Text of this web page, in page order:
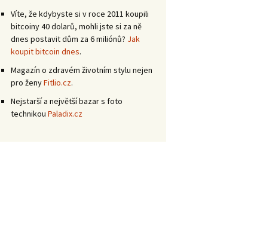
Víte, že kdybyste si v roce 2011 koupili
bitcoiny 40 dolarů, mohli jste si za ně
dnes postavit dům za 6 miliónů? Jak
koupit bitcoin dnes.
Magazín o zdravém životním stylu nejen
pro ženyFitlio.cz.
Nejstarší a největší bazar s foto
technikou Paladix.cz